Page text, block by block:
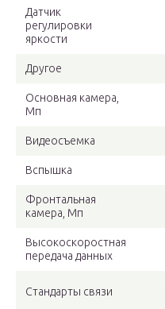
Датчик
регулировки
яркости
Другое
Основная камера,
Мп
Видеосъемка
Вспышка
Фронтальная
камера, Мп
Высокоскоростная
передача данных
Стандарты связи